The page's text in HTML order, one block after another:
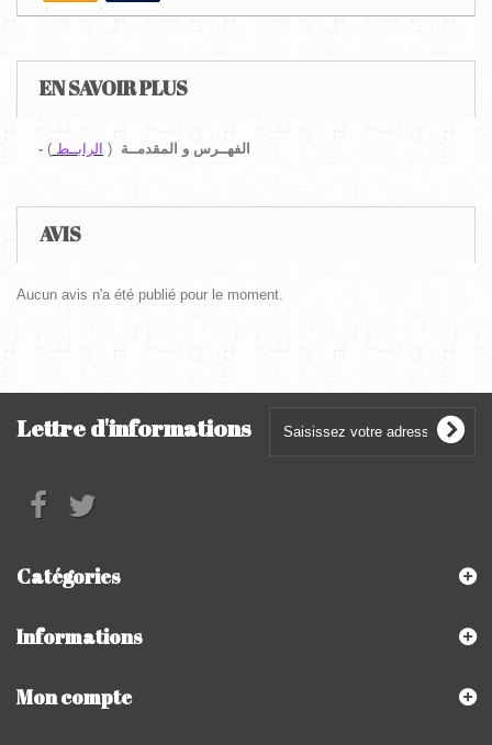
EN SAVOIR PLUS
- الفهــرس و المقدمــة ( الرابــط )
AVIS
Aucun avis n'a été publié pour le moment.
Lettre d'informations
Catégories
Informations
Mon compte